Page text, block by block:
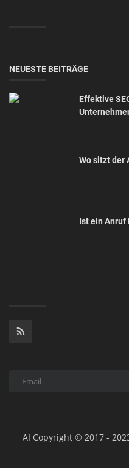
NEUESTE BEITRÄGE
Effektive
Wo sitzt der
Ist ein Anruf
AI Copyright © 2017 -